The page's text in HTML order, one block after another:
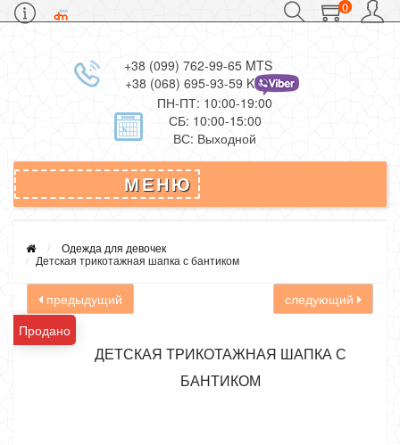
0
+38 (099) 762-99-65 MTS
+38 (068) 695-93-59 Kievstar
ПН-ПТ: 10:00-19:00
СБ: 10:00-15:00
ВС: Выходной
МЕНЮ
Одежда для девочек
Детская трикотажная шапка с бантиком
предыдущий
следующий
Продано
ДЕТСКАЯ ТРИКОТАЖНАЯ ШАПКА С
БАНТИКОМ